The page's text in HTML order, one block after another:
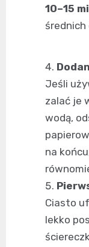
10–15
Jeśli
zalać je
wodą,
na
Ciasto
lekko